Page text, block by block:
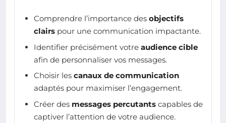
Comprendre l’importance des objectifs
clairs pour une communication impactante.
Identifier précisément votre audience cible
afin de personnaliser vos messages.
Choisir les canaux de communication
adaptés pour maximiser l’engagement.
Créer des messages percutants capables de
captiver l’attention de votre audience.